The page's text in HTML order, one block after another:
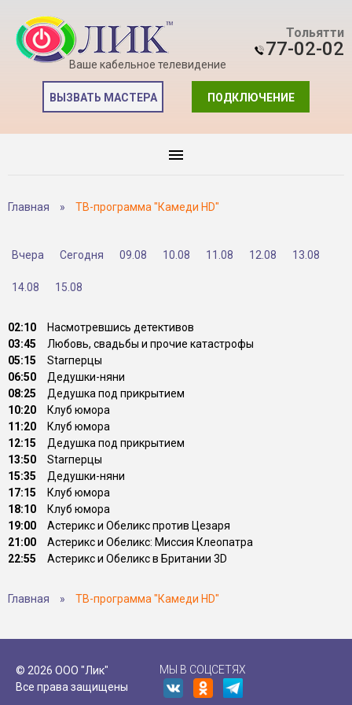
Ваше кабельное телевидение
Тольятти
77-02-02
ПОДКЛЮЧЕНИЕ
ВЫЗВАТЬ МАСТЕРА
Главная » ТВ-программа "Камеди HD"
Вчера Сегодня 09.08 10.08 11.08 12.08 13.08
14.08 15.08
02:10
Насмотревшись детективов
03:45
Любовь, свадьбы и прочие катастрофы
05:15
Starперцы
06:50
Дедушки-няни
08:25
Дедушка под прикрытием
10:20
Клуб юмора
11:20
Клуб юмора
12:15
Дедушка под прикрытием
13:50
Starперцы
15:35
Дедушки-няни
17:15
Клуб юмора
18:10
Клуб юмора
19:00
Астерикс и Обеликс против Цезаря
21:00
Астерикс и Обеликс: Миссия Клеопатра
22:55
Астерикс и Обеликс в Британии 3D
Главная » ТВ-программа "Камеди HD"
© 2026 ООО "Лик"
Все права защищены
МЫ В СОЦСЕТЯХ